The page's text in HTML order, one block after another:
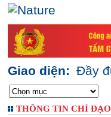
Giao diện: Đầy
THÔNG TIN CHỈ